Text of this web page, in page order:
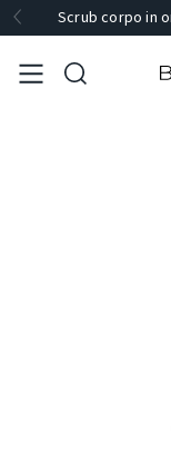
Scrub corpo in